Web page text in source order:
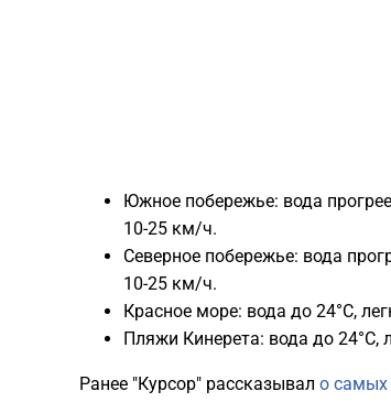
Южное побережье: вода
10-25 км/ч.
Северное побережье: вода
10-25 км/ч.
Красное море: вода до 24°C,
Пляжи Кинерета: вода до 24°C,
Ранее "Курсор" рассказывал о самых